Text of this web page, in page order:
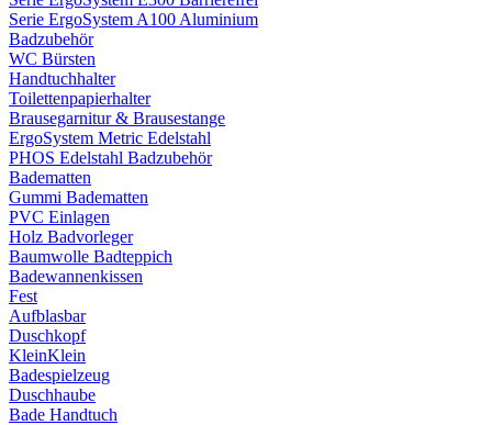
Serie ErgoSystem A100 Aluminium
Badzubehör
WC Bürsten
Handtuchhalter
Toilettenpapierhalter
Brausegarnitur & Brausestange
ErgoSystem Metric Edelstahl
PHOS Edelstahl Badzubehör
Badematten
Gummi Badematten
PVC Einlagen
Holz Badvorleger
Baumwolle Badteppich
Badewannenkissen
Fest
Aufblasbar
Duschkopf
KleinKlein
Badespielzeug
Duschhaube
Bade Handtuch